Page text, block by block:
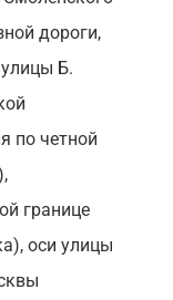
дороги,
Б.
по четной
границе
оси улицы